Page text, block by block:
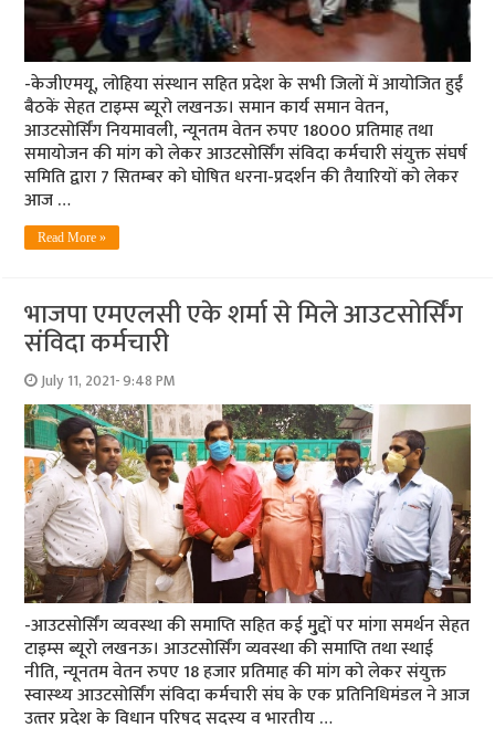
-केजीएमयू, लोहिया संस्‍थान सहित प्रदेश के सभी जिलों में आयोजित हुईं
बैठकें सेहत टाइम्‍स ब्‍यूरो लखनऊ। समान कार्य समान वेतन,
आउटसोर्सिंग नियमावली, न्यूनतम वेतन रुपए 18000 प्रतिमाह तथा
समायोजन की मांग को लेकर आउटसोर्सिंग संविदा कर्मचारी संयुक्त संघर्ष
समिति द्वारा 7 सितम्‍बर को घोषित धरना-प्रदर्शन की तैयारियों को लेकर
आज …
Read More »
भाजपा एमएलसी एके शर्मा से मिले आउटसोर्सिंग
संविदा कर्मचारी
July 11, 2021- 9:48 PM
-आउटसोर्सिंग व्‍यवस्‍था की समाप्ति सहित कई मु्द्दों पर मांगा समर्थन सेहत
टाइम्‍स ब्‍यूरो लखनऊ। आउटसोर्सिंग व्यवस्था की समाप्ति तथा स्थाई
नीति, न्यूनतम वेतन रुपए 18 हजार प्रतिमाह की मांग को लेकर संयुक्त
स्वास्‍थ्‍य आउटसोर्सिंग संविदा कर्मचारी संघ के एक प्रतिनिधिमंडल ने आज
उत्‍तर प्रदेश के विधान परिषद सदस्‍य व भारतीय …